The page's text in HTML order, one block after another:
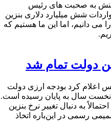
به صحبت های رئیس
شش میلیارد دلاری بنزین
دانیم، اما این ما هستیم که
دولت تمام شد
اعلام کرد بودجه ارزی دولت
نخست سال به پایان رسیده است.
به دنبال تغییر نرخ بنزین
رسمی در این‌باره اتخاذ